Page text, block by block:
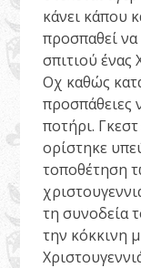
κάνει κάπου
προσπαθεί
σπιτιού
Οχ καθώς
προσπάθειες
ποτήρι.
ορίστηκε
τοποθέτηση
τη συνοδεία
την κόκκινη